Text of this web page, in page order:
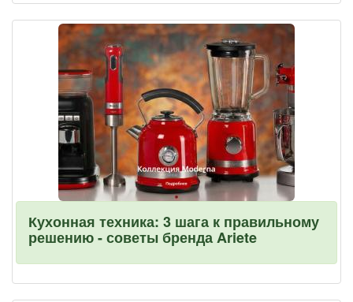
Кухонная техника: 3 шага к правильному
решению - советы бренда Ariete